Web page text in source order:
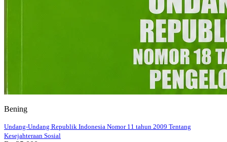
Bening
Undang-Undang Republik Indonesia Nomor 11 tahun 2009 Tentang
Kesejahteraan Sosial